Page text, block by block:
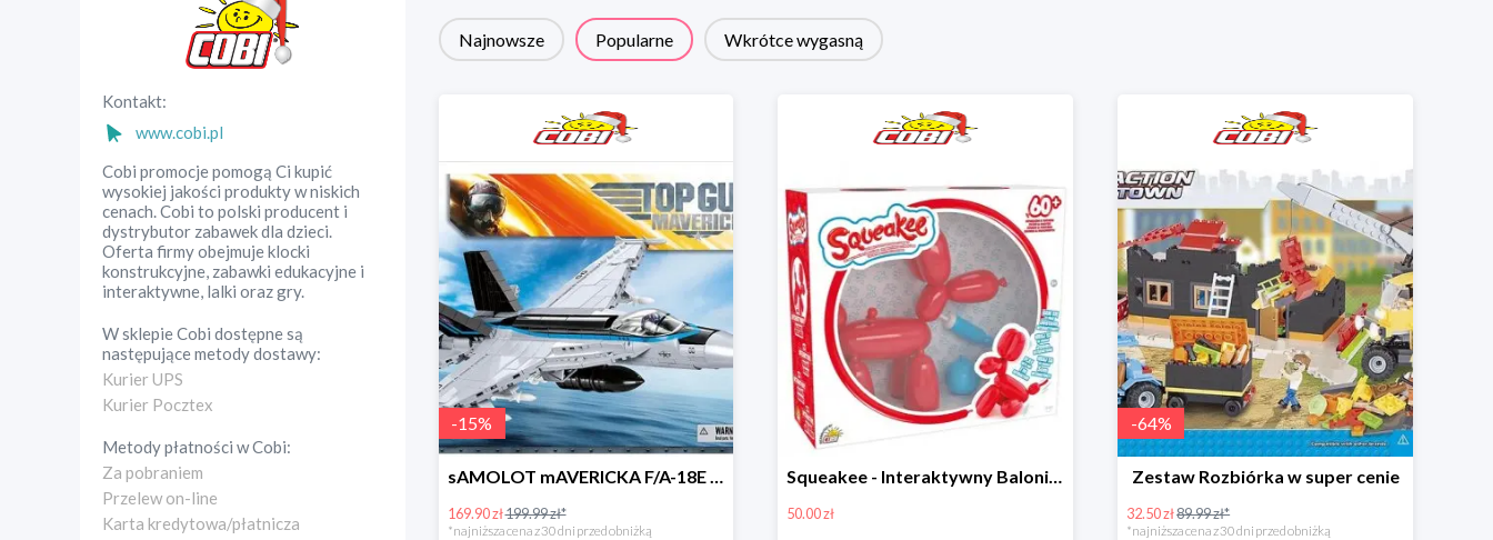
Kontakt:
www.cobi.pl
Cobi promocje pomogą Ci kupić
wysokiej jakości produkty w niskich
cenach. Cobi to polski producent i
dystrybutor zabawek dla dzieci.
Oferta firmy obejmuje klocki
konstrukcyjne, zabawki edukacyjne i
interaktywne, lalki oraz gry.
W sklepieCobi dostępne są
następujące metody dostawy:
Kurier UPS
Kurier Pocztex
Metody płatności wCobi:
Za pobraniem
Przelew on-line
Karta kredytowa/płatnicza
Najnowsze Popularne Wkrótce wygasną
-15%
sAMOLOT mAVERICKA F/A-18E Super Hornet
169.90 zł199.99 zł*
*najniższa cena z 30 dni przed obniżką
Squeakee - Interaktywny Balonikowy Piesek
50.00 zł
-64%
Zestaw Rozbiórka w super cenie
32.50 zł89.99 zł*
*najniższa cena z 30 dni przed obniżką